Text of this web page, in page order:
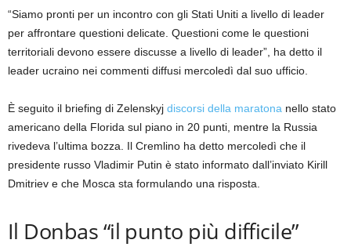
elenco
di
3
elementi
fine
dell’elenco
“Siamo pronti per un incontro con gli Stati Uniti a livello di leader
per affrontare questioni delicate. Questioni come le questioni
territoriali devono essere discusse a livello di leader”, ha detto il
leader ucraino nei commenti diffusi mercoledì dal suo ufficio.
È seguito il briefing di Zelenskyj discorsi della maratona nello stato
americano della Florida sul piano in 20 punti, mentre la Russia
rivedeva l’ultima bozza. Il Cremlino ha detto mercoledì che il
presidente russo Vladimir Putin è stato informato dall’inviato Kirill
Dmitriev e che Mosca sta formulando una risposta.
Il Donbas “il punto più difficile”